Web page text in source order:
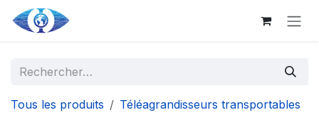
Aller au contenu principal
Se rendre au contenu
Tous les produits
Téléagrandisseurs transportables